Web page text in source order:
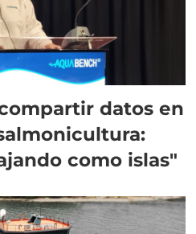
datos en
como islas"